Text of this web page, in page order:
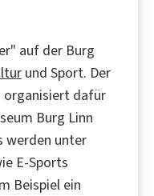
auf der Burg
und Sport. Der
organisiert dafür
Burg Linn
werden unter
E-Sports
Beispiel ein